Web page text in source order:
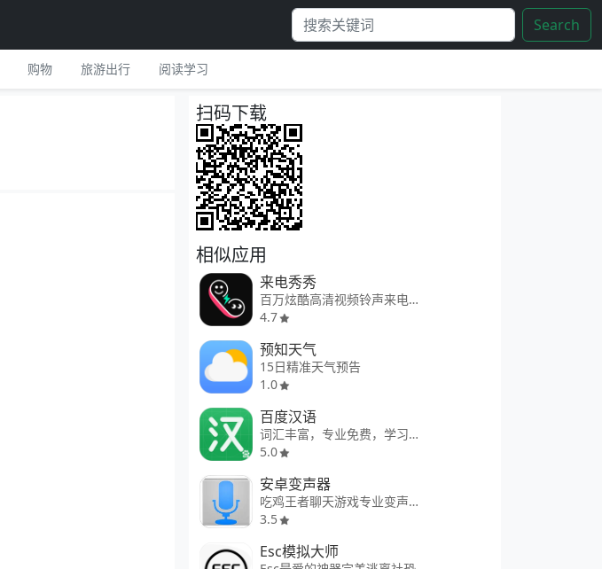
Search
购物 旅游出行 阅读学习
扫码下载
相似应用
来电秀秀
百万炫酷高清视频铃声来电秀
4.7
预知天气
15日精准天气预告
1.0
百度汉语
词汇丰富，专业免费，学习智能！
5.0
安卓变声器
吃鸡王者聊天游戏专业变声器
3.5
Esc模拟大师